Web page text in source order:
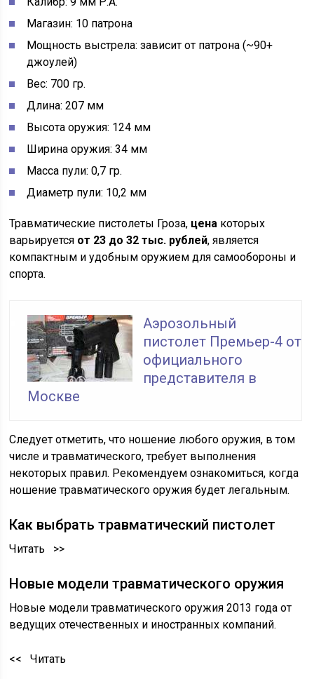
Магазин: 10 патрона
Мощность выстрела: зависит от патрона (~90+
джоулей)
Вес: 700 гр.
Длина: 207 мм
Высота оружия: 124 мм
Ширина оружия: 34 мм
Масса пули: 0,7 гр.
Диаметр пули: 10,2 мм
Травматические пистолеты Гроза, цена которых
варьируется от 23 до 32 тыс. рублей, является
компактным и удобным оружием для самообороны и
спорта.
Аэрозольный
пистолет Премьер-4 от
официального
представителя в
Москве
Следует отметить, что ношение любого оружия, в том
числе и травматического, требует выполнения
некоторых правил. Рекомендуем ознакомиться, когда
ношение травматического оружия будет легальным.
Как выбрать травматический пистолет
Читать >>
Новые модели травматического оружия
Новые модели травматического оружия 2013 года от
ведущих отечественных и иностранных компаний.
<< Читать